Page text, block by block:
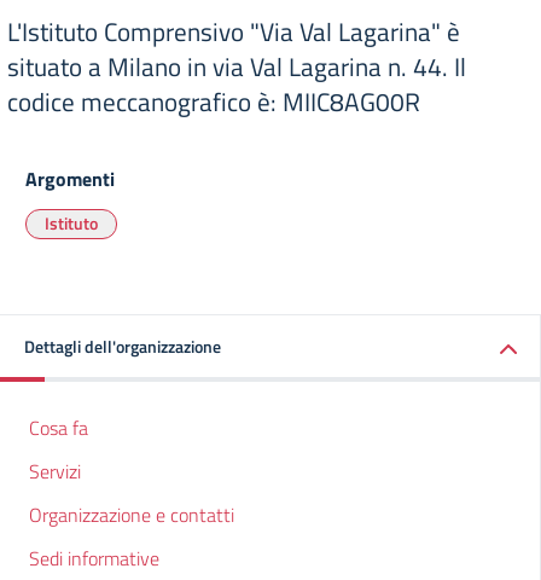
L'Istituto Comprensivo "Via Val Lagarina" è
situato a Milano in via Val Lagarina n. 44. Il
codice meccanografico è: MIIC8AG00R
Argomenti
Istituto
Dettagli dell'organizzazione
Cosa fa
Servizi
Organizzazione e contatti
Sedi informative